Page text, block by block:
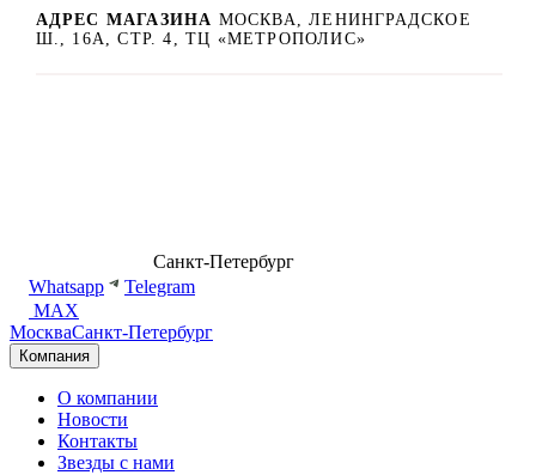
АДРЕС МАГАЗИНА МОСКВА, ЛЕНИНГРАДСКОЕ
Ш., 16А, СТР. 4, ТЦ «МЕТРОПОЛИС»
Санкт-Петербург
Whatsapp
Telegram
MAX
МоскваСанкт-Петербург
Компания
О компании
Новости
Контакты
Звезды с нами